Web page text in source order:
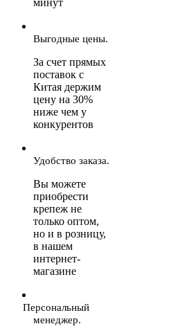
минут
Выгодные цены.
За счет прямых
поставок с
Китая держим
цену на 30%
ниже чем у
конкурентов
Удобство заказа.
Вы можете
приобрести
крепеж не
только оптом,
но и в розницу,
в нашем
интернет-
магазине
Персональный
менеджер.